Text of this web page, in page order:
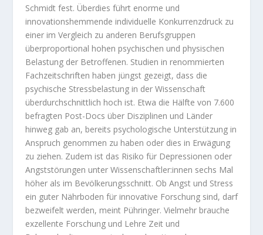
Schmidt fest. Überdies führt enorme und
innovationshemmende individuelle Konkurrenzdruck zu
einer im Vergleich zu anderen Berufsgruppen
überproportional hohen psychischen und physischen
Belastung der Betroffenen. Studien in renommierten
Fachzeitschriften haben jüngst gezeigt, dass die
psychische Stressbelastung in der Wissenschaft
überdurchschnittlich hoch ist. Etwa die Hälfte von 7.600
befragten Post-Docs über Disziplinen und Länder
hinweg gab an, bereits psychologische Unterstützung in
Anspruch genommen zu haben oder dies in Erwägung
zu ziehen. Zudem ist das Risiko für Depressionen oder
Angststörungen unter Wissenschaftler:innen sechs Mal
höher als im Bevölkerungsschnitt. Ob Angst und Stress
ein guter Nährboden für innovative Forschung sind, darf
bezweifelt werden, meint Pühringer. Vielmehr brauche
exzellente Forschung und Lehre Zeit und